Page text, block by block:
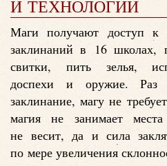
И ТЕХНОЛОГИИ
Маги получают доступ
заклинаний в 16 школах,
свитки, пить зелья,
доспехи и оружие. Раз
заклинание, магу не
магия не занимает
не весит, да и сила
по мере увеличения